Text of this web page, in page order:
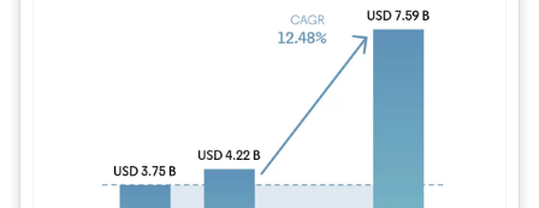
Imagen © Mordor Intelligence. El uso